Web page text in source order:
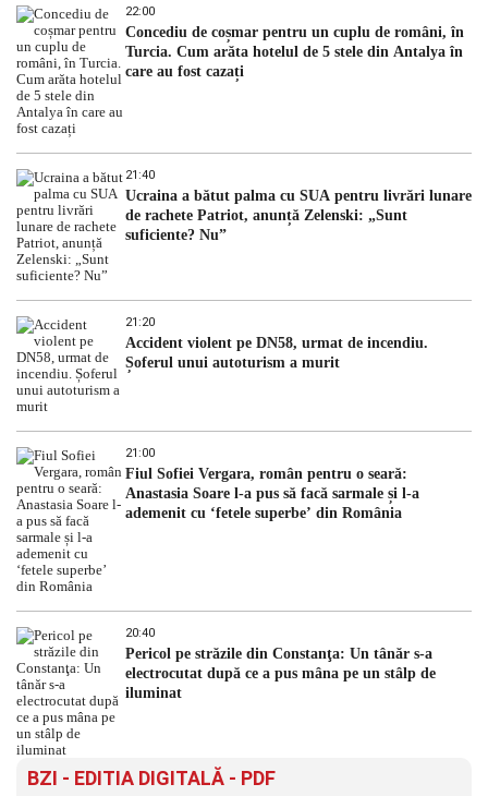
22:00
Concediu de coșmar pentru un cuplu de români, în
Turcia. Cum arăta hotelul de 5 stele din Antalya în
care au fost cazați
21:40
Ucraina a bătut palma cu SUA pentru livrări lunare
de rachete Patriot, anunță Zelenski: „Sunt
suficiente? Nu”
21:20
Accident violent pe DN58, urmat de incendiu.
Șoferul unui autoturism a murit
21:00
Fiul Sofiei Vergara, român pentru o seară:
Anastasia Soare l-a pus să facă sarmale și l-a
ademenit cu ‘fetele superbe’ din România
20:40
Pericol pe străzile din Constanţa: Un tânăr s-a
electrocutat după ce a pus mâna pe un stâlp de
iluminat
BZI - EDITIA DIGITALĂ - PDF